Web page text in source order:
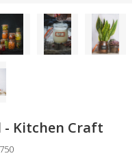
- Kitchen Craft